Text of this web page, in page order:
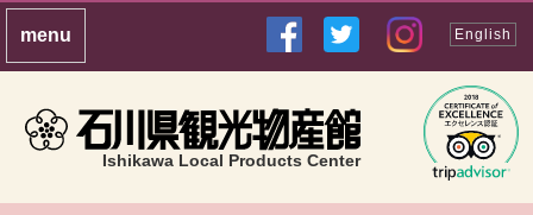
Ishikawa Local Products Center
English